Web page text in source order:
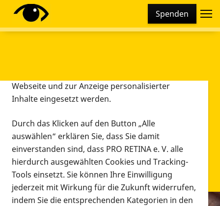
Spenden
PRO RETINA
Selbsthilfevereinigung von Menschen mit
Netzhautdegenerationen
Diese Webseite setzt verschiedene Cookies und
Tracking-Tools ein. Dies beinhaltet Cookies und
Webseite und zur Anzeige personalisierter
Inhalte eingesetzt werden.
Durch das Klicken auf den Button „Alle
auswählen“ erklären Sie, dass Sie damit
einverstanden sind, dass PRO RETINA e. V. alle
hierdurch ausgewählten Cookies und Tracking-
Tools einsetzt. Sie können Ihre Einwilligung
jederzeit mit Wirkung für die Zukunft widerrufen,
indem Sie die entsprechenden Kategorien in den